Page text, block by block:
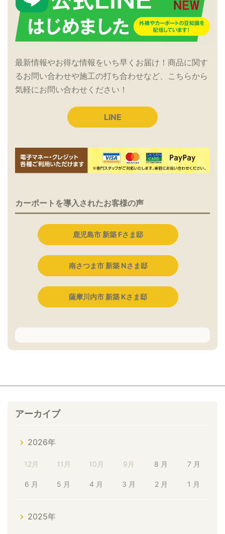
最新情報やお得な情報をいち早くお届け！商品に関す
るお問い合わせや施工の打ち合わせなど、こちらから
気軽にお問い合わせください！
LINE
カーポートを導入されたお客様の声
鹿児島市 新築 Fさま邸
南さつま市 新築 Nさま邸
薩摩川内市 新築 Kさま邸
アーカイブ
2026年
12月 11月 10月 9月 8 月 7 月
6 月 5 月 4 月 3 月 2 月 1 月
2025年